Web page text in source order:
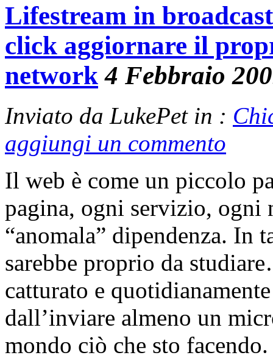
Lifestream in
click aggiornare il
network 4 Febbraio
Inviato da LukePet in :
aggiungi un commento
Il web è come un piccolo
pagina, ogni servizio, ogni
“anomala” dipendenza. In
sarebbe proprio da
catturato e
dall’inviare almeno un
mondo ciò che sto facendo.